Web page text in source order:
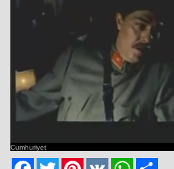
Time
0%
Cumhuriyet
FacebookTwitterPinterest
VK WhatsApp